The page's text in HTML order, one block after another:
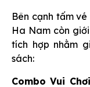
Bên cạnh tấm
Ha Nam còn
tích hợp nhằm
sách:
Combo Vui